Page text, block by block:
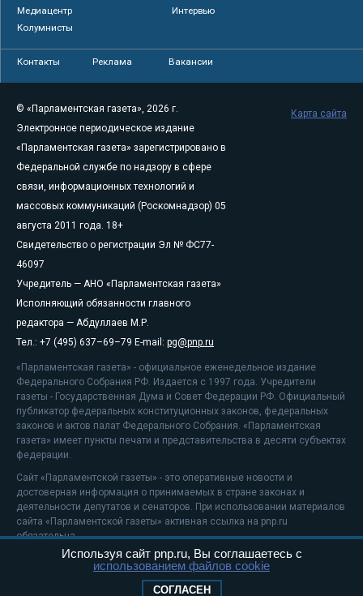
Медиацентр
Интервью
Колумнисты
Контакты Реклама Вакансии
© «Парламентская газета», 2026 г.
Электронное периодическое издание
«Парламентская газета» зарегистрировано в
Федеральной службе по надзору в сфере
связи, информационных технологий и
массовых коммуникаций (Роскомнадзор) 05
августа 2011 года. 18+
Свидетельство о регистрации Эл № ФС77-
46097
Учредитель — АНО «Парламентская газета»
Исполняющий обязанности главного
редактора — Абдуллаев М.Р.
Тел.: +7 (495) 637–69–79 E-mail: pg@pnp.ru
«Парламентская газета» - официальное еженедельное издание
Федерального Собрания РФ. Издается с 1997 года. Учредители
газеты - Государственная Дума и Совет Федерации РФ. Официальный
публикатор федеральных конституционных законов, федеральных
законов и актов палат Федерального Собрания. «Парламентская
газета» имеет пункты печати и представительства в десяти субъектах
федерации.
Сайт «Парламентской газеты» - это оперативные новости и
достоверная информация о принимаемых в стране законах и
деятельности депутатов и сенаторов. При использовании материалов
сайта «Парламентской газеты» активная ссылка на pnp.ru
обязательна.
На информационном ресурсе применяютсярекомендательные
Положение о защите персональных данных
Карта сайта
Используя сайт pnp.ru, Вы соглашаетесь с
использованием файлов cookie
СОГЛАСЕН